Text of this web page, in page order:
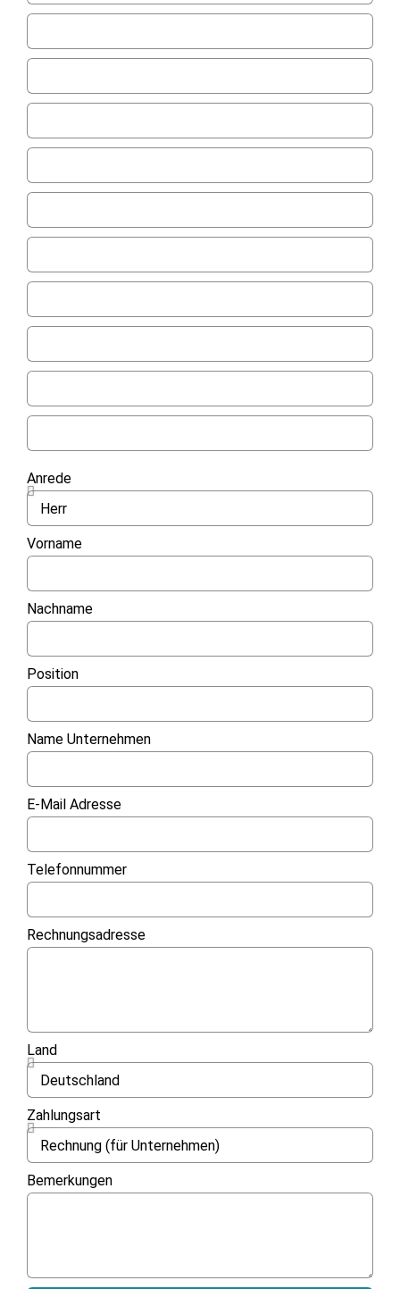
Anrede
Vorname
Nachname
Position
Name Unternehmen
E-Mail Adresse
Telefonnummer
Rechnungsadresse
Land
Zahlungsart
Bemerkungen